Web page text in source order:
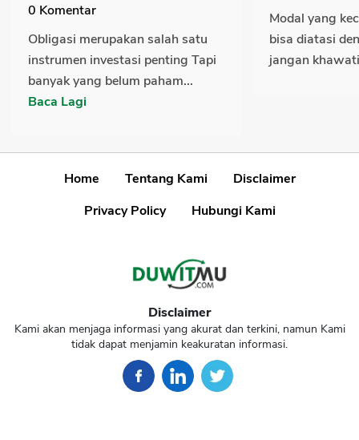
0 Komentar
Obligasi merupakan salah satu
instrumen investasi penting Tapi
banyak yang belum paham...
Baca Lagi
Modal yang
bisa diatasi
jangan
Home Tentang Kami
Disclaimer
Privacy Policy
Hubungi Kami
Disclaimer
Kami akan menjaga informasi yang akurat dan terkini, namun Kami
tidak dapat menjamin keakuratan informasi.